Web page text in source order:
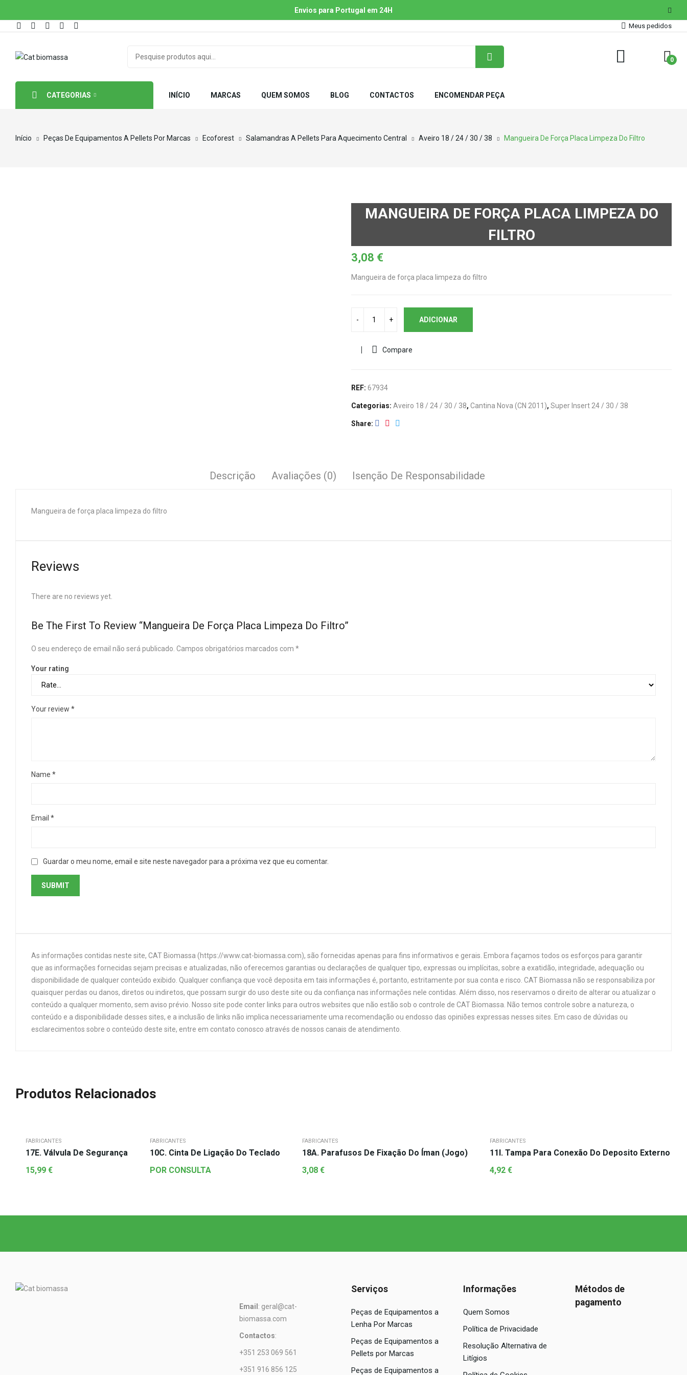
Envios para Portugal em 24H
Meus pedidos
0
CATEGORIAS INÍCIO MARCAS QUEM SOMOS BLOG CONTACTOS ENCOMENDAR PEÇA
Início Peças De Equipamentos A Pellets Por Marcas Ecoforest Salamandras A Pellets Para Aquecimento Central Aveiro 18 / 24 / 30 / 38 Mangueira De Força Placa Limpeza Do Filtro
MANGUEIRA DE FORÇA PLACA LIMPEZA DO
FILTRO
3,08 €
Mangueira de força placa limpeza do filtro
ADICIONAR
Compare
REF: 67934
Categorias: Aveiro 18 / 24 / 30 / 38, Cantina Nova (CN 2011), Super Insert 24 / 30 / 38
Share
Descrição Avaliações (0) Isenção De Responsabilidade
Mangueira de força placa limpeza do filtro
Reviews
There are no reviews yet.
Be The First To Review “Mangueira De Força Placa Limpeza Do Filtro”
O seu endereço de email não será publicado. Campos obrigatórios marcados com *
Your rating
Your review *
Name *
Email *
Guardar o meu nome, email e site neste navegador para a próxima vez que eu comentar.
As informações contidas neste site, CAT Biomassa (https://www.cat-biomassa.com), são fornecidas apenas para fins informativos e gerais. Embora façamos todos os esforços para garantir
que as informações fornecidas sejam precisas e atualizadas, não oferecemos garantias ou declarações de qualquer tipo, expressas ou implícitas, sobre a exatidão, integridade, adequação ou
disponibilidade de qualquer conteúdo exibido. Qualquer confiança que você deposita em tais informações é, portanto, estritamente por sua conta e risco. CAT Biomassa não se responsabiliza por
quaisquer perdas ou danos, diretos ou indiretos, que possam surgir do uso deste site ou da confiança nas informações nele contidas. Além disso, nos reservamos o direito de alterar ou atualizar o
conteúdo a qualquer momento, sem aviso prévio. Nosso site pode conter links para outros websites que não estão sob o controle de CAT Biomassa. Não temos controle sobre a natureza, o
conteúdo e a disponibilidade desses sites, e a inclusão de links não implica necessariamente uma recomendação ou endosso das opiniões expressas nesses sites. Em caso de dúvidas ou
esclarecimentos sobre o conteúdo deste site, entre em contato conosco através de nossos canais de atendimento.
Produtos Relacionados
FABRICANTES
17E. Válvula De Segurança
15,99 €
FABRICANTES
10C. Cinta De Ligação Do Teclado
POR CONSULTA
FABRICANTES
18A. Parafusos De Fixação Do Íman (jogo)
3,08 €
FABRICANTES
11I. Tampa Para Conexão Do Deposito Externo
4,92 €
Email : geral@cat-
biomassa.com
Contactos:
+351 253 069 561
+351 916 856 125
Serviços
Peças de Equipamentos a
Lenha Por Marcas
Peças de Equipamentos a
Pellets por Marcas
Peças de Equipamentos a
Informações
Quem Somos
Política de Privacidade
Resolução Alternativa de
Litígios
Métodos de
pagamento